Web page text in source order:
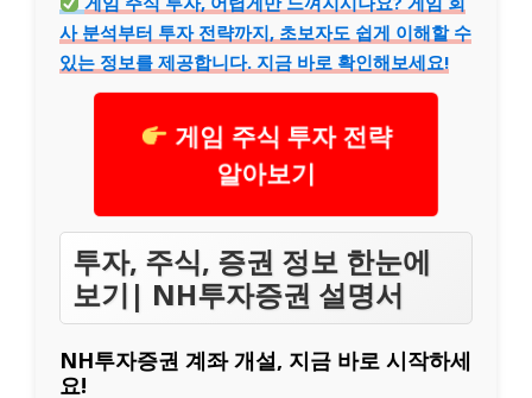
사 분석부터 투자 전략까지, 초보자도 쉽게 이해할 수
있는 정보를 제공합니다. 지금 바로 확인해보세요!
게임 주식 투자 전략
알아보기
투자, 주식, 증권 정보 한눈에
보기| NH투자증권 설명서
NH투자증권 계좌 개설, 지금 바로 시작하세
요!